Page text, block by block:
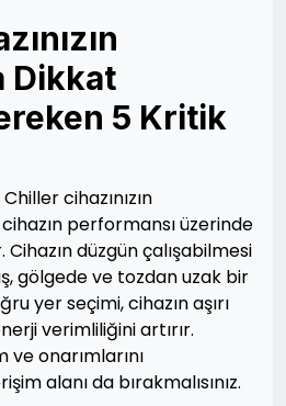
Dikkat
5 Kritik
Chiller cihazınızın
performansı üzerinde
düzgün çalışabilmesi
gölgede ve tozdan uzak bir
yer seçimi, cihazın aşırı
verimliliğini artırır.
ve onarımlarını
alanı da bırakmalısınız.